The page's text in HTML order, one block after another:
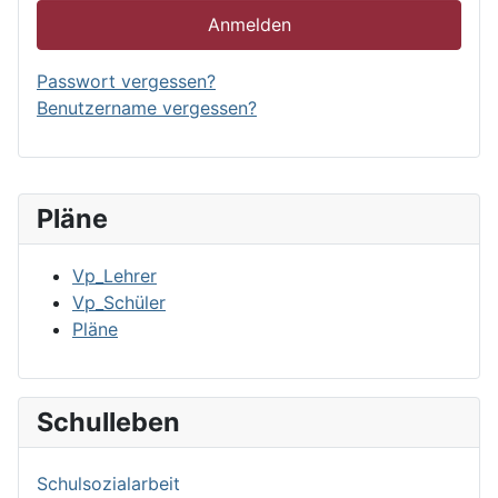
Pläne
Vp_Lehrer
Vp_Schüler
Pläne
Schulleben
Schulsozialarbeit
Anmelden
Passwort vergessen?
Benutzername vergessen?